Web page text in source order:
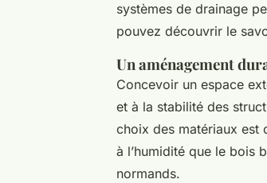
systèmes de drainage
pouvez découvrir le
Un aménagement
Concevoir un espace
et à la stabilité des
choix des matériaux est
à l’humidité que le bois
normands.